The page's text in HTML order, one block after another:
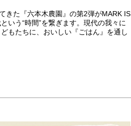
きた『六本木農園』の第2弾がMARK IS
いう“時間”を繋ぎます。現代の我々に
もたちに、おいしい『ごはん』を通し